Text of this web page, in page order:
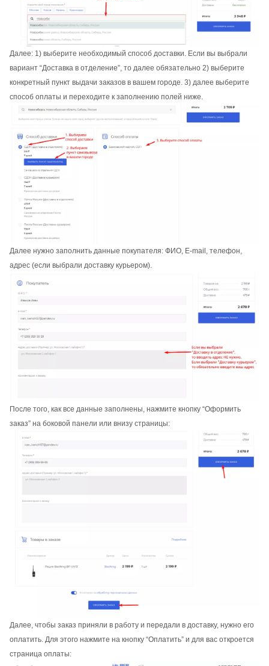
Далее: 1) выберите необходимый способ доставки. Если вы выбрали
вариант “Доставка в отделение”, то далее обязательно 2) выберите
конкретный пункт выдачи заказов в вашем городе. 3) далее выберите
способ оплаты и переходите к заполнению полей ниже.
Далее нужно заполнить данные покупателя: ФИО, E-mail, телефон,
адрес (если выбрали доставку курьером).
После того, как все данные заполнены, нажмите кнопку “Оформить
заказ” на боковой панели или внизу страницы:
Далее, чтобы заказ приняли в работу и передали в доставку, нужно его
оплатить. Для этого нажмите на кнопку “Оплатить” и для вас откроется
страница оплаты: